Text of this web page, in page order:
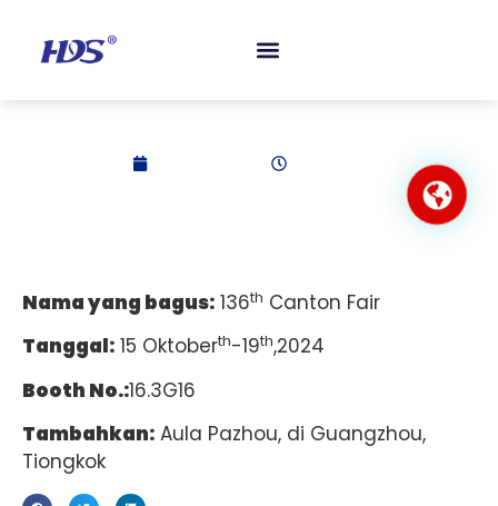
Nama yang bagus: 136th Canton Fair
Tanggal: 15 Oktoberth-19th,2024
Booth No.:16.3G16
Tambahkan: Aula Pazhou, di Guangzhou,
Tiongkok